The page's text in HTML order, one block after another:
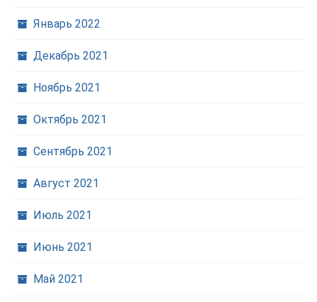
Январь 2022
Декабрь 2021
Ноябрь 2021
Октябрь 2021
Сентябрь 2021
Август 2021
Июль 2021
Июнь 2021
Май 2021